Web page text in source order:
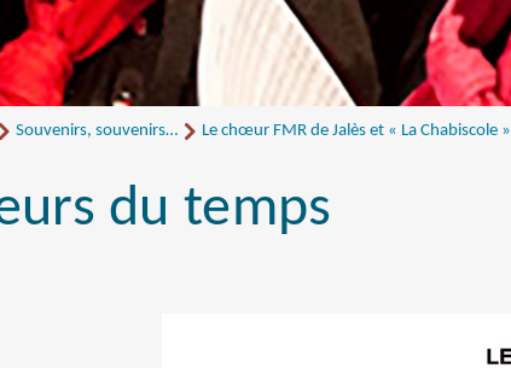
Souvenirs, souvenirs… Le chœur FMR de Jalès et « La Chabiscole »
du temps